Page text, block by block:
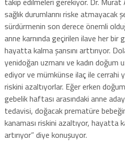
sağlık durumlarını riske atmayacak
sürdürmenin son derece önemli
anne karnında geçirilen ilave her bir
hayatta kalma şansını arttırıyor.
yenidoğan uzmanı ve kadın doğum
ediyor ve mümkünse ilaç ile cerrahi
riskini azaltıyorlar. Eğer erken
gebelik haftası arasındaki anne
tedavisi, doğacak prematüre
kanaması riskini azaltıyor, hayatta
artırıyor” diye konuşuyor.